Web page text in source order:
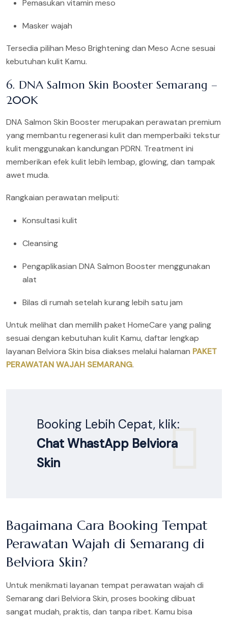
Pemasukan vitamin meso
Masker wajah
Tersedia pilihan Meso Brightening dan Meso Acne sesuai
kebutuhan kulit Kamu.
6. DNA Salmon Skin Booster Semarang –
200K
DNA Salmon Skin Booster merupakan perawatan premium
yang membantu regenerasi kulit dan memperbaiki tekstur
kulit menggunakan kandungan PDRN. Treatment ini
memberikan efek kulit lebih lembap, glowing, dan tampak
awet muda.
Rangkaian perawatan meliputi:
Konsultasi kulit
Cleansing
Pengaplikasian DNA Salmon Booster menggunakan
alat
Bilas di rumah setelah kurang lebih satu jam
Untuk melihat dan memilih paket HomeCare yang paling
sesuai dengan kebutuhan kulit Kamu, daftar lengkap
layanan Belviora Skin bisa diakses melalui halaman PAKET
PERAWATAN WAJAH SEMARANG.
Booking Lebih Cepat, klik:
Chat WhastApp Belviora
Skin
Bagaimana Cara Booking Tempat
Perawatan Wajah di Semarang di
Belviora Skin?
Untuk menikmati layanan tempat perawatan wajah di
Semarang dari Belviora Skin, proses booking dibuat
sangat mudah, praktis, dan tanpa ribet. Kamu bisa